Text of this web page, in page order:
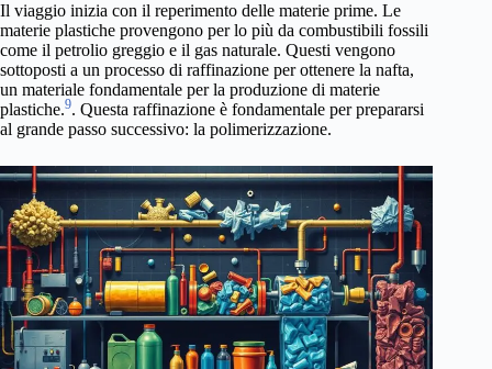
Il viaggio inizia con il reperimento delle materie prime. Le
materie plastiche provengono per lo più da combustibili fossili
come il petrolio greggio e il gas naturale. Questi vengono
sottoposti a un processo di raffinazione per ottenere la nafta,
un materiale fondamentale per la produzione di materie
plastiche.9. Questa raffinazione è fondamentale per prepararsi
al grande passo successivo: la polimerizzazione.